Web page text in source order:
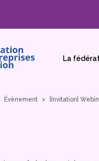
La
Évènement [Invitation]